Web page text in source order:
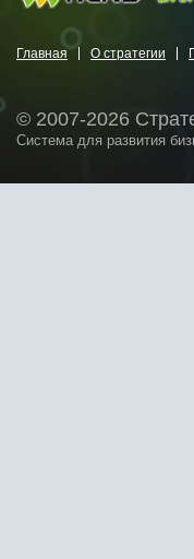
Главная О стратегии
© 2007-2026
Система для развития